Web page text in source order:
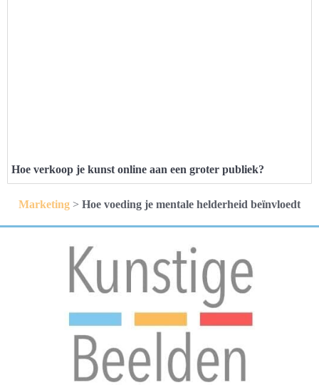
Hoe verkoop je kunst online aan een groter publiek?
Marketing > Hoe voeding je mentale helderheid beïnvloedt